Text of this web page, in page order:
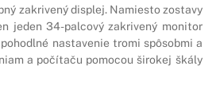
zakrivený displej. Namiesto zostavy
jeden 34-palcový zakrivený monitor
nastavenie tromi spôsobmi a
a počítaču pomocou širokej škály